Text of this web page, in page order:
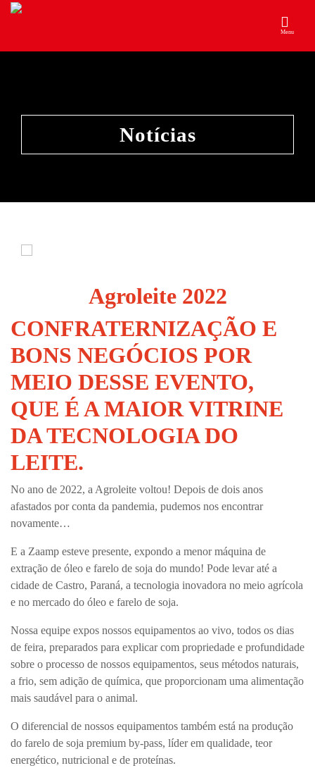
Menu
Notícias
Agroleite 2022
CONFRATERNIZAÇÃO E
BONS NEGÓCIOS POR
MEIO DESSE EVENTO,
QUE É A MAIOR VITRINE
DA TECNOLOGIA DO
LEITE.
No ano de 2022, a Agroleite voltou! Depois de dois anos
afastados por conta da pandemia, pudemos nos encontrar
novamente…
E a Zaamp esteve presente, expondo a menor máquina de
extração de óleo e farelo de soja do mundo! Pode levar até a
cidade de Castro, Paraná, a tecnologia inovadora no meio agrícola
e no mercado do óleo e farelo de soja.
Nossa equipe expos nossos equipamentos ao vivo, todos os dias
de feira, preparados para explicar com propriedade e profundidade
sobre o processo de nossos equipamentos, seus métodos naturais,
a frio, sem adição de química, que proporcionam uma alimentação
mais saudável para o animal.
O diferencial de nossos equipamentos também está na produção
do farelo de soja premium by-pass, líder em qualidade, teor
energético, nutricional e de proteínas.